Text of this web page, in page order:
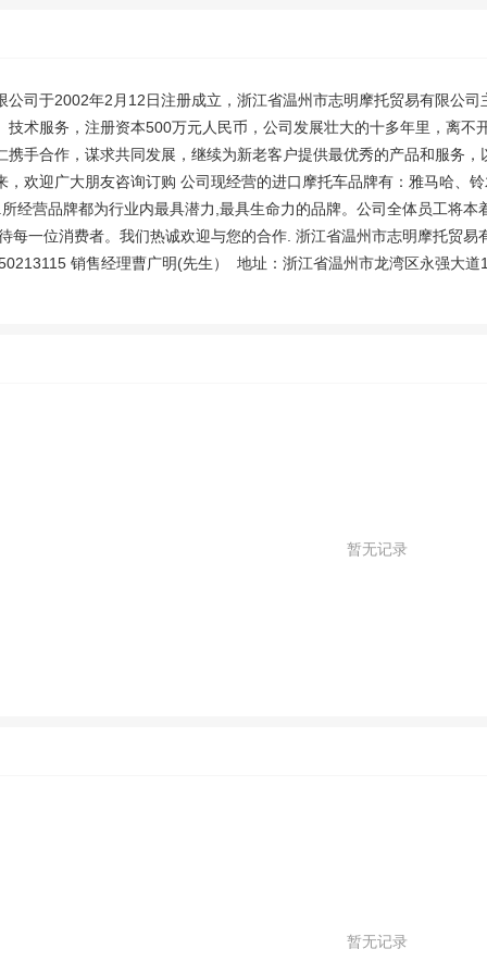
公司于2002年2月12日注册成立，浙江省温州市志明摩托贸易有限公司
技术服务，注册资本500万元人民币，公司发展壮大的十多年里，离不
携手合作，谋求共同发展，继续为新老客户提供最优秀的产品和服务，
，欢迎广大朋友咨询订购 公司现经营的进口摩托车品牌有：雅马哈、
经营品牌都为行业内最具潜力,最具生命力的品牌。公司全体员工将本
每一位消费者。我们热诚欢迎与您的合作. 浙江省温州市志明摩托贸
销售经理曹广明(先生） 地址：浙江省温州市龙湾区永强大道
暂无记录
暂无记录